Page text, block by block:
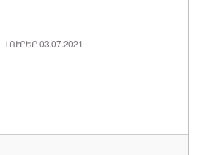
ԼՈՒՐԵՐ 03.07.2021